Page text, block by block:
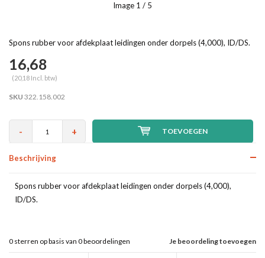
Image 1 / 5
Spons rubber voor afdekplaat leidingen onder dorpels (4,000), ID/DS.
16,68
(20,18 Incl. btw)
SKU 322.158.002
- + TOEVOEGEN
Beschrijving
Spons rubber voor afdekplaat leidingen onder dorpels (4,000),
ID/DS.
Je beoordeling toevoegen
0 sterren op basis van 0beoordelingen